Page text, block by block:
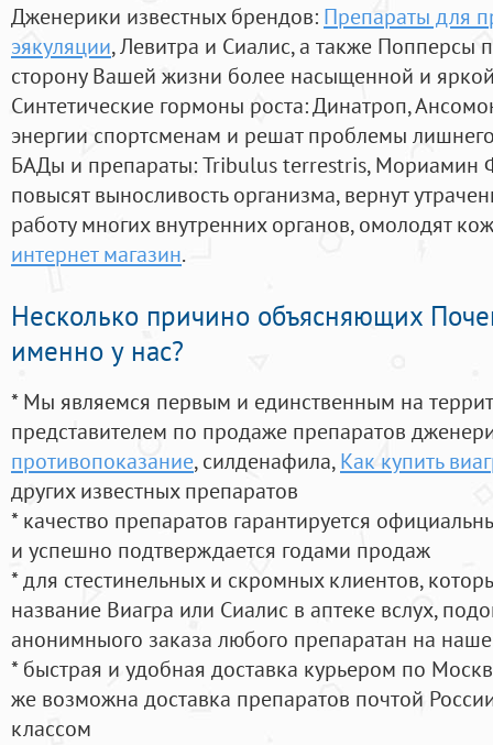
Дженерики известных брендов: Препараты для
эякуляции, Левитра и Сиалис, а также Попперсы
сторону Вашей жизни более насыщенной и
Синтетические гормоны роста: Динатроп,
энергии спортсменам и решат проблемы
БАДы и препараты:Tribulus terrestris, Мориамин
повысят выносливость организма, вернут
работу многих внутренних органов, омолодят
интернет магазин.
Несколько причино объясняющих
именно у нас?
* Мы являемся первым и единственным на
представителем по продаже препаратов
противопоказание, силденафила, Как купить
других известных препаратов
* качество препаратов гарантируется
и успешно подтверждается годами продаж
* для стестинельных и скромных клиентов,
название Виагра или Сиалис в аптеке вслух,
анонимныого заказа любого препаратан на
* быстрая и удобная доставка курьером по
же возможна доставка препаратов почтой
классом